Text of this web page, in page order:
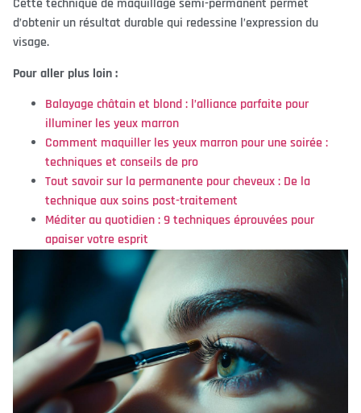
Cette technique de maquillage semi-permanent permet
d’obtenir un résultat durable qui redessine l’expression du
visage.
Pour aller plus loin :
Balayage châtain et blond : l’alliance parfaite pour
illuminer les yeux marron
Comment maquiller les yeux marron pour une soirée :
techniques et conseils de pro
Tout savoir sur la permanente pour cheveux : De la
technique aux soins post-traitement
Méditer au quotidien : 9 techniques éprouvées pour
apaiser votre esprit